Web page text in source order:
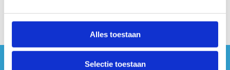
Alles toestaan
Selectie toestaan